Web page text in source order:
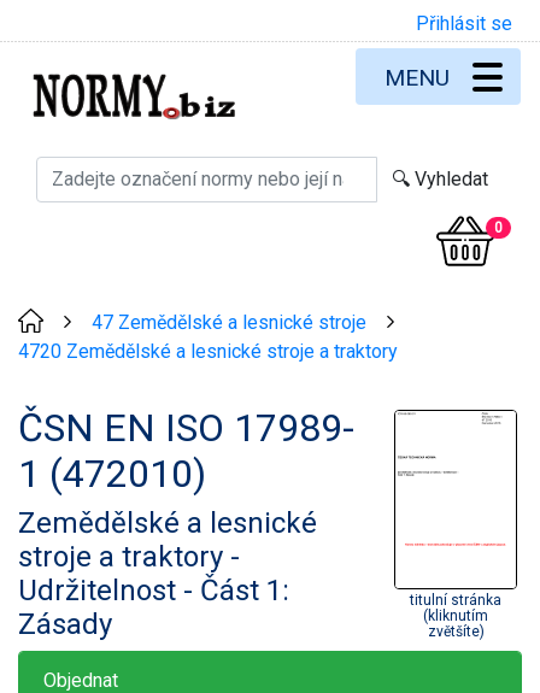
Přihlásit se
0
MENU
47 Zemědělské a lesnické stroje
4720 Zemědělské a lesnické stroje a traktory
ČSN EN ISO 17989-
1 (472010)
Zemědělské a lesnické
stroje a traktory -
Udržitelnost - Část 1:
Zásady
titulní stránka
(kliknutím
zvětšíte)
Objednat